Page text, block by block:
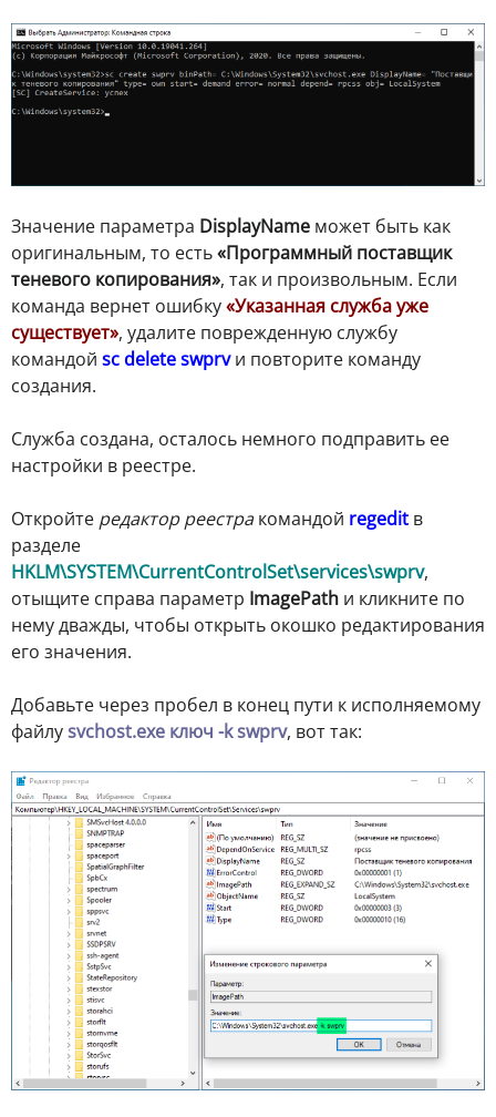
Значение параметра DisplayName может быть как
оригинальным, то есть«Программный поставщик
теневого копирования», так и произвольным. Если
команда вернет ошибку«Указанная служба уже
существует», удалите поврежденную службу
командой sc delete swprvи повторите команду
создания.
Служба создана, осталось немного подправить ее
настройки в реестре.
Откройте редактор реестракомандой regedit в
разделе
HKLM\SYSTEM\CurrentControlSet\services\swprv,
отыщите справа параметр ImagePath и кликните по
нему дважды, чтобы открыть окошко редактирования
его значения.
Добавьте через пробел в конец пути к исполняемому
файлуsvchost.exe ключ -k swprv, вот так: